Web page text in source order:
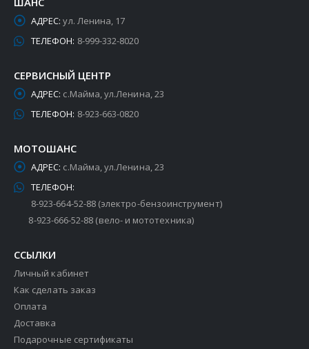
АДРЕС: ул. Ленина, 17
ТЕЛЕФОН: 8-999-332-8020
СЕРВИСНЫЙ ЦЕНТР
АДРЕС: с.Майма, ул.Ленина, 23
ТЕЛЕФОН: 8-923-663-0820
МОТОШАНС
АДРЕС: с.Майма, ул.Ленина, 23
ТЕЛЕФОН:
8-923-664-52-88 (электро-бензоинструмент)
8-923-666-52-88 (вело- и мототехника)
ССЫЛКИ
Личный кабинет
Как сделать заказ
Оплата
Доставка
Подарочные сертификаты